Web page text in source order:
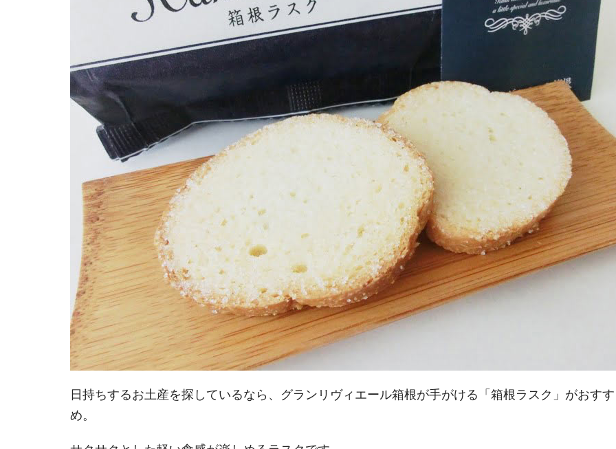
日持ちするお土産を探しているなら、グランリヴィエール箱根が手がける「箱根ラスク」がおすす
め。